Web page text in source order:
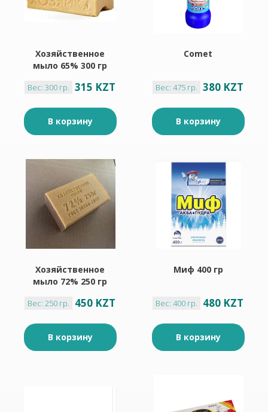
Хозяйственное
мыло 65% 300 гр
Вес: 300 гр. 315 KZT
В корзину
Comet
Вес: 475 гр. 380 KZT
В корзину
Хозяйственное
мыло 72% 250 гр
Вес: 250 гр. 450 KZT
В корзину
Миф 400 гр
Вес: 400 гр. 480 KZT
В корзину